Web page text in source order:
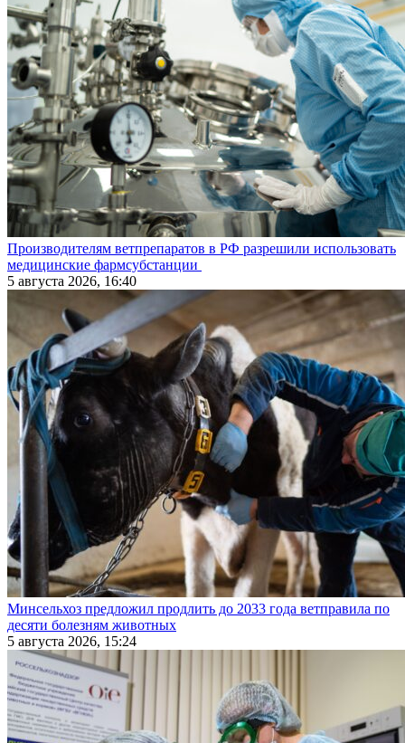
Производителям ветпрепаратов в РФ разрешили использовать
медицинские фармсубстанции
5 августа 2026, 16:40
Минсельхоз предложил продлить до 2033 года ветправила по
десяти болезням животных
5 августа 2026, 15:24